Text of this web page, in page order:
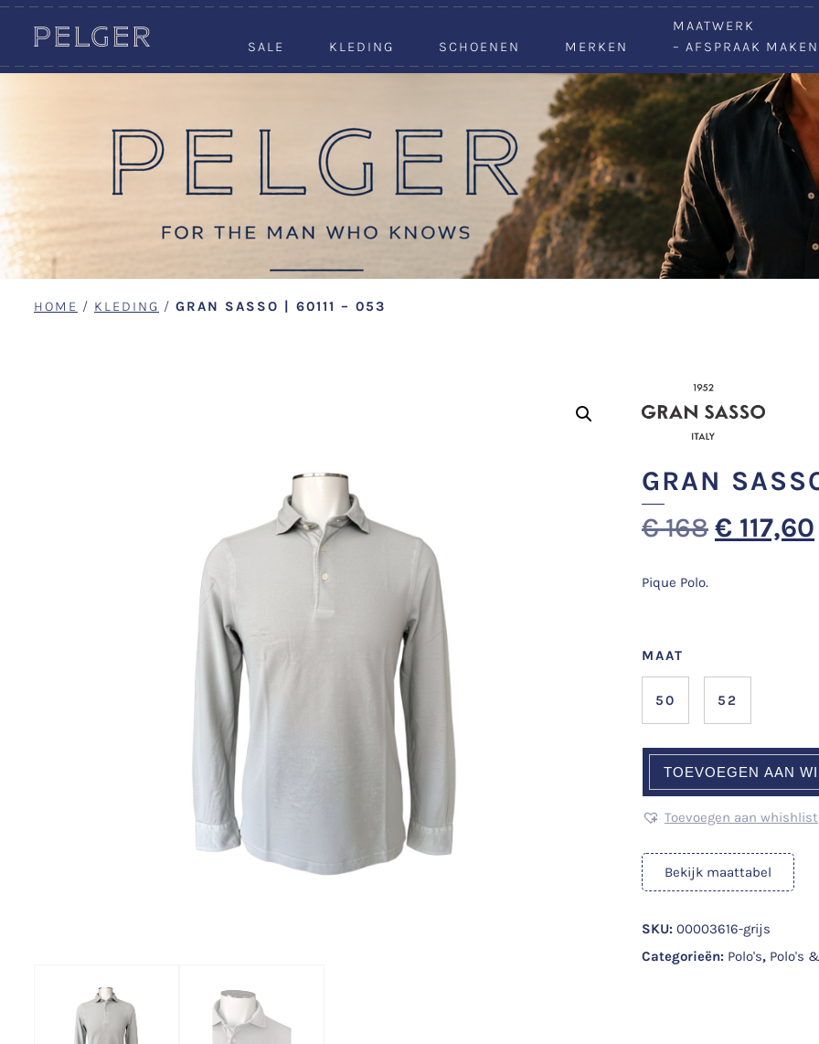
SALE KLEDING SCHOENEN MERKEN
MAATWERK
– AFSPRAAK
HOME / KLEDING / GRAN SASSO | 60111 – 053
GRAN
€168€ 117,60
Pique Polo.
MAAT
50 52
TOEVOEGEN AAN
Toevoegen aan whishlist
Bekijk maattabel
SKU: 00003616-grijs
Categorieën: Polo's, Polo's